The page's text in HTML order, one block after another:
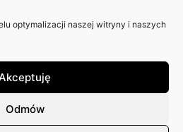
optymalizacji naszej witryny i naszych
Odmów
GODZINACH… Z
PREZESEM
KRZYSZTOFEM
SZUSTEREM